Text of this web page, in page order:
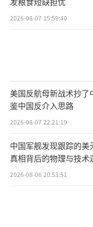
台湾“地位未定”
衣。中方将此举
将“毫不留情迎
在迅速关闭。（责任
2026-08-07 15:59:40
美国反航母新战术抄了
鉴中国反介入思路
2026-08-07 22:21:19
中国军舰发现跟踪的美
真相背后的物理与技术
2026-08-06 20:53:51